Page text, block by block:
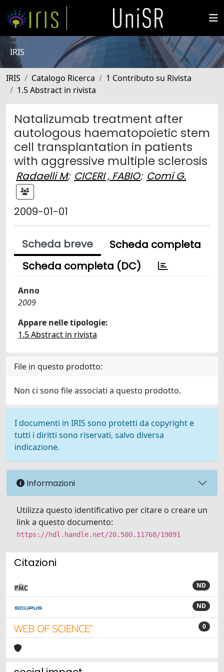
IRIS
IRIS Catalogo Ricerca
1 Contributo su Rivista
1.5 Abstract in rivista
Natalizumab treatment after
autologous haematopoietic stem
cell transplantation in patients
with aggressive multiple sclerosis
Radaelli M; CICERI , FABIO; Comi G.
2009-01-01
Scheda breve
Scheda completa
Scheda completa (DC)
Anno
2009
Appare nelle tipologie:
1.5 Abstract in rivista
File in questo prodotto:
Non ci sono file associati a questo prodotto.
I documenti in IRIS sono protetti da copyright e
tutti i diritti sono riservati, salvo diversa
indicazione.
Informazioni
Utilizza questo identificativo per citare o creare un
link a questo documento:
https://hdl.handle.net/20.500.11768/19891
Citazioni
ND
ND
0